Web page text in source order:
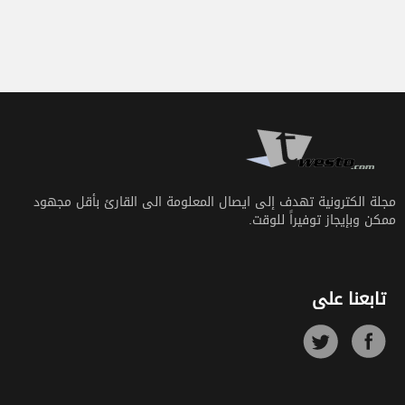
مجلة الكترونية تهدف إلى ايصال المعلومة الى القارئ بأقل مجهود
ممكن وبإيجاز توفيراً للوقت.
تابعنا على